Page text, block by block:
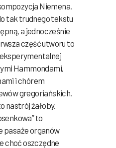
Niemena.
tak trudnego tekstu
a jednocześnie
część utworu to
Hammondami,
i chórem
gregoriańskich.
nastrój żałoby.
to
pasaże organów
choć oszczędne